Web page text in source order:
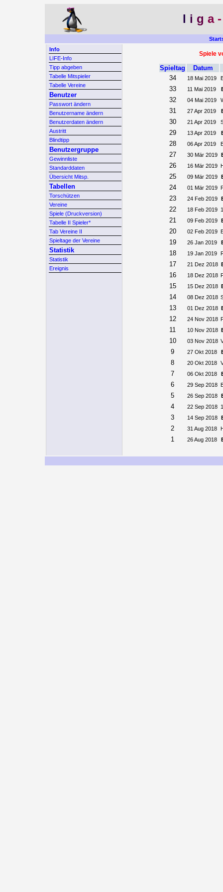
l i g a
Info
LIFE-Info
Tipp abgeben
Tabelle Mitspieler
Tabelle Vereine
Benutzer
Passwort ändern
Benutzername ändern
Benutzerdaten ändern
Austritt
Blindtipp
Benutzergruppe
Gewinnliste
Standarddaten
Übersicht Mitsp.
Tabellen
Torschützen
Vereine
Spiele (Druckversion)
Tabelle II Spieler*
Tab Vereine II
Spieltage der Vereine
Statistik
Statistik
Ereignis
Spiele
Spieltag
Datum
34
18 Mai 2019
33 11 Mai 2019
32 04 Mai 2019
31 27 Apr 2019
30 21 Apr 2019
29 13 Apr 2019
28 06 Apr 2019
27 30 Mär 2019
26 16 Mär 2019
25 09 Mär 2019
24 01 Mär 2019
23 24 Feb 2019
22 18 Feb 2019
21 09 Feb 2019
20 02 Feb 2019
19 26 Jan 2019
18 19 Jan 2019
17 21 Dez 2018
16 18 Dez 2018
15 15 Dez 2018
14 08 Dez 2018
13 01 Dez 2018
12 24 Nov 2018
11 10 Nov 2018
10 03 Nov 2018
9 27 Okt 2018
8 20 Okt 2018
7 06 Okt 2018
6 29 Sep 2018
5 26 Sep 2018
4 22 Sep 2018
3 14 Sep 2018
2 31 Aug 2018
1 26 Aug 2018